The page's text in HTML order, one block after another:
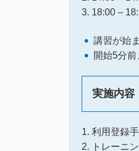
18:00 –
講習が始
開始5分
実施内容
利用登録
トレーニ